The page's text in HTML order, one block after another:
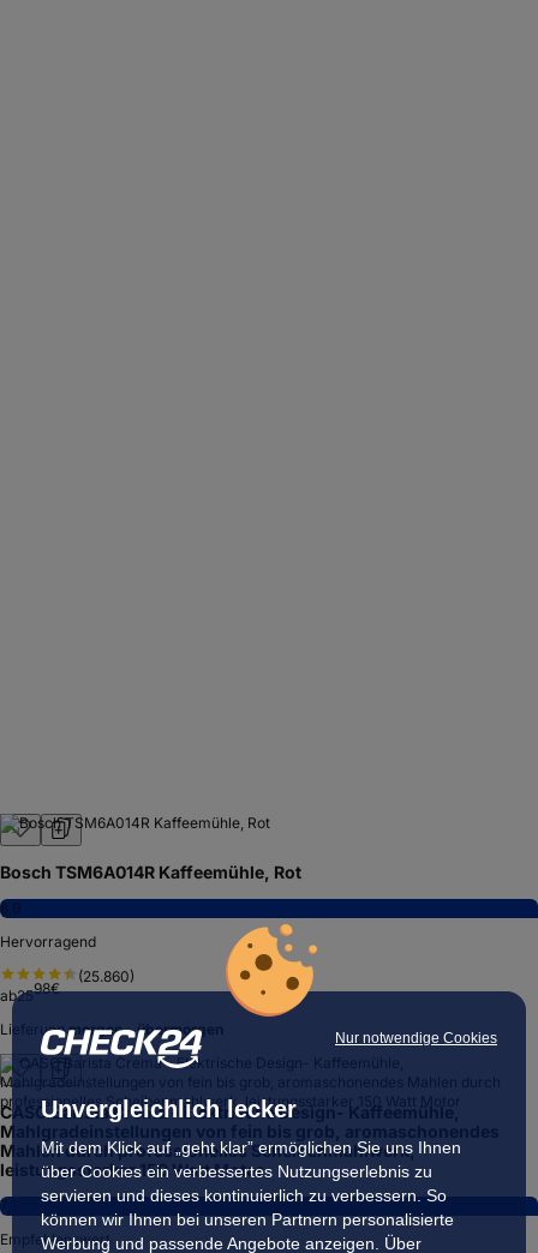
Nur notwendige Cookies
Unvergleichlich lecker
Mit dem Klick auf „geht klar” ermöglichen Sie uns Ihnen
über Cookies ein verbessertes Nutzungserlebnis zu
servieren und dieses kontinuierlich zu verbessern. So
können wir Ihnen bei unseren Partnern personalisierte
Werbung und passende Angebote anzeigen. Über
Bosch TSM6A014R Kaffeemühle, Rot
8,9
Hervorragend
(25.860)
ab2598€
Lieferung morgen – übermorgen
CASO Barista Crema - Elektrische Design- Kaffeemühle,
Mahlgradeinstellungen von fein bis grob, aromaschonendes
Mahlen durch professionelles Scheibenmahlwerk,
leistungsstarker 150 Watt Motor
7,1
Empfehlenswert